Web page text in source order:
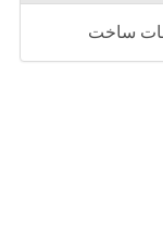
ساخت